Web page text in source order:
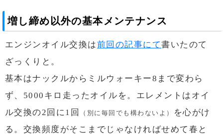
増し締め以外の基本メンテナンス
エンジンオイル交換は前回の記事にて書いたのて
ざっくりと。
基本はナックルからミルウォーキー8まで変わら
ず、5000キロ走ったオイルを。エレメントはオイ
ル交換の2回に1回
（別に毎回でも構わないよ）
を心がけ
る。交換頻度がそこまでじゃなければせめて春と